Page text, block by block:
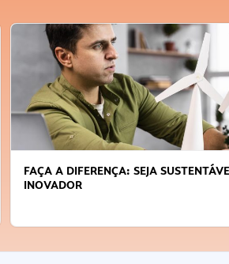
APRENDA A GERENCIAR O SEU TEMPO